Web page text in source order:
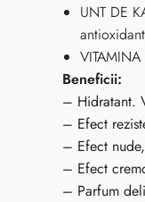
UNT DE
Beneficii:
– Hidratant.
– Efect
– Efect
– Efect
– Parfum